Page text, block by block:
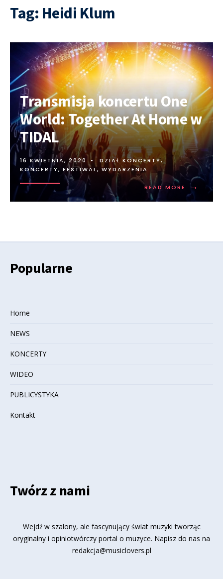
Tag: Heidi Klum
Transmisja koncertu One
World: Together At Home w
TIDAL
16 KWIETNIA, 2020 • DZIAŁ KONCERTY,
KONCERTY, FESTIWAL, WYDARZENIA
READ MORE →
Popularne
Home
NEWS
KONCERTY
WIDEO
PUBLICYSTYKA
Kontakt
Twórz z nami
Wejdź w szalony, ale fascynujący świat muzyki tworząc
oryginalny i opiniotwórczy portal o muzyce. Napisz do nas na
redakcja@musiclovers.pl